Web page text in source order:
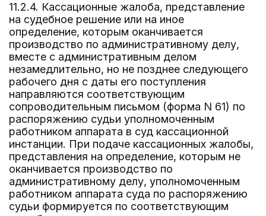
11.2.4. Кассационные жалоба, представление
на судебное решение или на иное
определение, которым оканчивается
производство по административному делу,
вместе с административным делом
незамедлительно, но не позднее следующего
рабочего дня с даты его поступления
направляются соответствующим
сопроводительным письмом (форма N 61) по
распоряжению судьи уполномоченным
работником аппарата в суд кассационной
инстанции. При подаче кассационных жалобы,
представления на определение, которым не
оканчивается производство по
административному делу, уполномоченным
работником аппарата суда по распоряжению
судьи формируется по соответствующим